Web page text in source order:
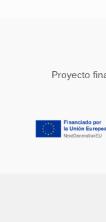
Proyecto